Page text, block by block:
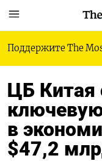
Поддержите The
ЦБ Китая
в
$47,2